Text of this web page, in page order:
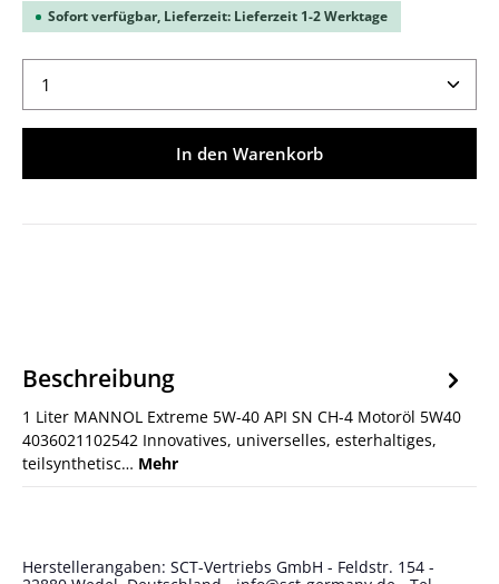
Sofort verfügbar, Lieferzeit: Lieferzeit 1-2 Werktage
Produkt Anzahl: Gib den gewünschten Wert ein
In den Warenkorb
Beschreibung
1 Liter MANNOL Extreme 5W-40 API SN CH-4 Motoröl 5W40
4036021102542 Innovatives, universelles, esterhaltiges,
teilsynthetisc… Mehr
Herstellerangaben: SCT-Vertriebs GmbH - Feldstr. 154 -